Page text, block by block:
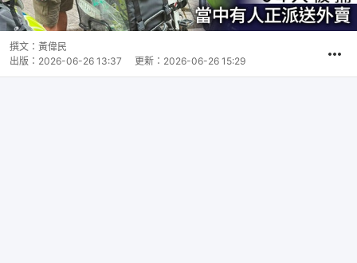
撰文： 黃偉民
出版： 2026-06-26 13:37 更新： 2026-06-26 15:29